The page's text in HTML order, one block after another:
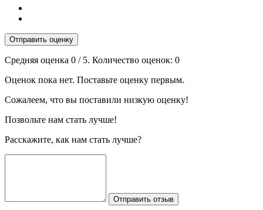
Отправить оценку
Средняя оценка 0 / 5. Количество оценок: 0
Оценок пока нет. Поставьте оценку первым.
Сожалеем, что вы поставили низкую оценку!
Позвольте нам стать лучше!
Расскажите, как нам стать лучше?
Отправить отзыв